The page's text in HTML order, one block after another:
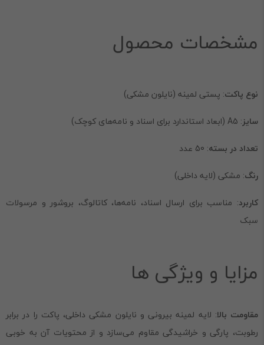
مشخصات محصول
نوع پاکت: پستی لمینه (نایلون مشکی)
سایز: A5 (ابعاد استاندارد برای اسناد و نامه‌های کوچک)
تعداد در بسته: 50 عدد
رنگ: مشکی (لایه داخلی)
کاربرد: مناسب برای ارسال اسناد، نامه‌ها، کاتالوگ، بروشور و مرسولات
سبک
مزایا و ویژگی ها
مقاومت بالا: لایه لمینه بیرونی و نایلون مشکی داخلی، پاکت را در برابر
رطوبت، پارگی و خراشیدگی مقاوم می‌سازد و از محتویات آن به خوبی